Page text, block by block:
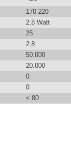
170-220
2,8 Watt
25
2,8
50.000
20.000
0
0
< 80